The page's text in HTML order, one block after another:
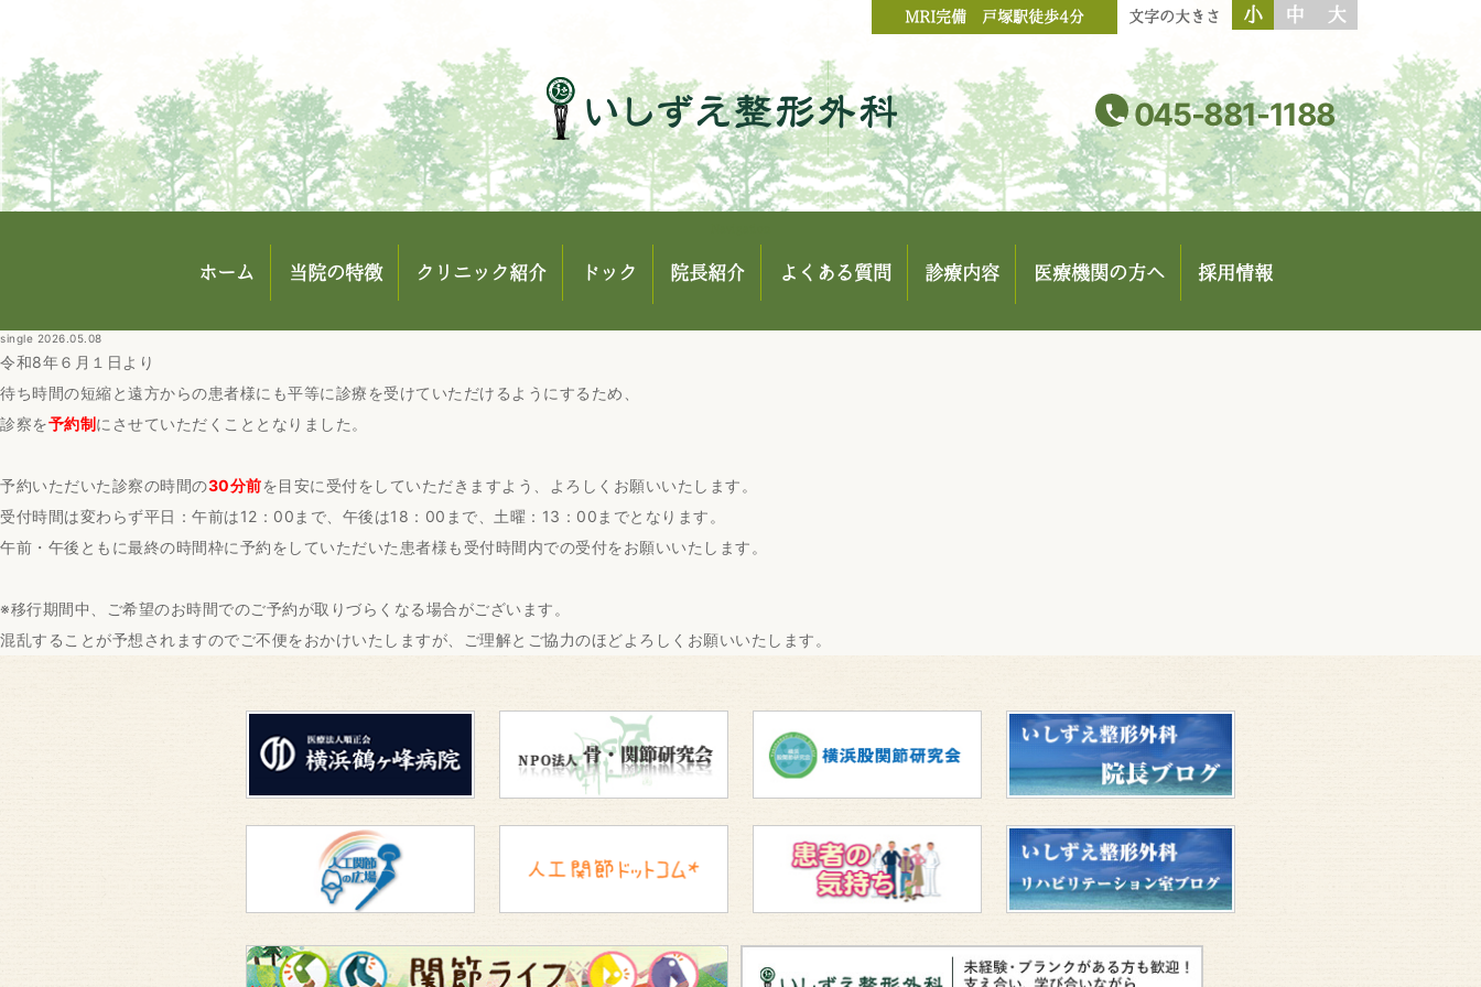
MRI完備 戸塚駅徒歩4分 文字の大きさ 小 中 大
phone 045-881-1188
ホーム 当院の特徴 クリニック紹介 ドック 院長紹介 よくある質問 診療内容 医療機関の方へ 採用情報
single 2026.05.08
令和8年６月１日より
待ち時間の短縮と遠方からの患者様にも平等に診療を受けていただけるようにするため、
診察を予約制にさせていただくこととなりました。
予約いただいた診察の時間の30分前を目安に受付をしていただきますよう、よろしくお願いいたします。
受付時間は変わらず平日：午前は12：00まで、午後は18：00まで、土曜：13：00までとなります。
午前・午後ともに最終の時間枠に予約をしていただいた患者様も受付時間内での受付をお願いいたします。
※移行期間中、ご希望のお時間でのご予約が取りづらくなる場合がございます。
混乱することが予想されますのでご不便をおかけいたしますが、ご理解とご協力のほどよろしくお願いいたします。